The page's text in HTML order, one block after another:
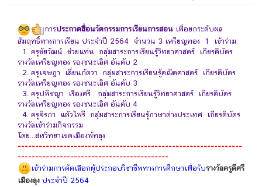
การประกวดสื่อนวัตกรรมการเรียนการสอน เพื่อยกระดับผล
สัมฤทธิ์ทางการเรียน ประจำปี 2564 จำนวน 3 เหรียญทอง 1 เข้าร่วม
1. ครูชัยวัฒน์ ช่วยแท่น กลุ่มสาระการเรียนรู้วิทยาศาสตร์ เกียรติบัตร
รางวัลเหรียญทอง รองชนะเลิศ อันดับ 2
2. ครูเจษฎา เลี่ยนกัตวา กลุ่มสาระการเรียนรู้คณิตศาสตร์ เกียรติบัตร
รางวัลเหรียญทอง รองชนะเลิศ อันดับ 3
3. ครูปพิชญา เรืองศรี กลุ่มสาระการเรียนรู้วิทยาศาสตร์ เกียรติบัตร
รางวัลเหรียญทอง รองชนะเลิศ อันดับ 4
4. ครูจิรภา แผ้วไพรี กลุ่มสาระการเรียนรู้ภาษาต่างประเทศ เกียรติบัตร
รางวัลเข้าร่วมกิจกรรม
โดย...สหวิทยาเขตเมืองพัทลุง
----------------------------------------------------------------
-------------------------------------------
เข้าร่วมการคัดเลือกผู้ประกอบวิชาชีพทางการศึกษาเพื่อรับรางวัลครูดีศรี
เมืองลุง ประจำปี 2564